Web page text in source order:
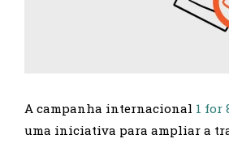
A campanha internacional 1 for
uma iniciativa para ampliar a